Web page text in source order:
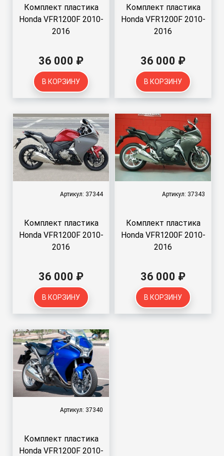
Комплект пластика
Honda VFR1200F 2010-
2016
36 000 ₽
В КОРЗИНУ
Комплект пластика
Honda VFR1200F 2010-
2016
36 000 ₽
В КОРЗИНУ
Артикул: 37344
Комплект пластика
Honda VFR1200F 2010-
2016
36 000 ₽
В КОРЗИНУ
Артикул: 37343
Комплект пластика
Honda VFR1200F 2010-
2016
36 000 ₽
В КОРЗИНУ
Артикул: 37340
Комплект пластика
Honda VFR1200F 2010-